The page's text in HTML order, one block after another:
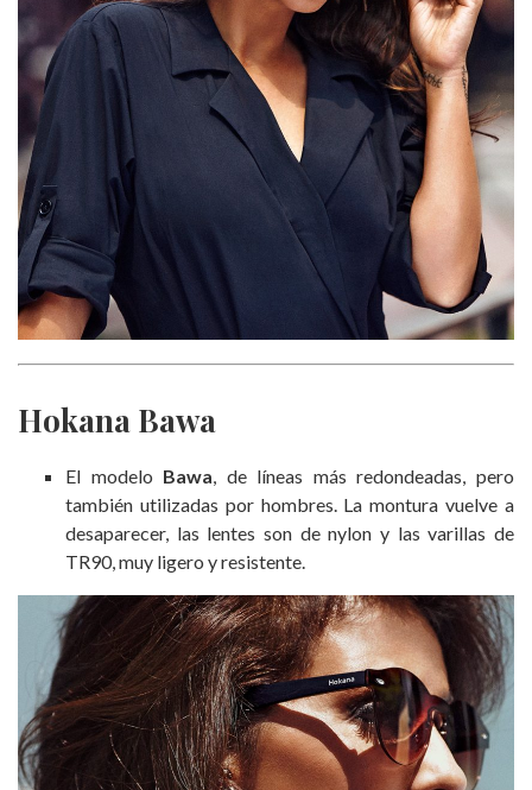
Hokana Bawa
El modelo Bawa, de líneas más redondeadas, pero
también utilizadas por hombres. La montura vuelve a
desaparecer, las lentes son de nylon y las varillas de
TR90, muy ligero y resistente.